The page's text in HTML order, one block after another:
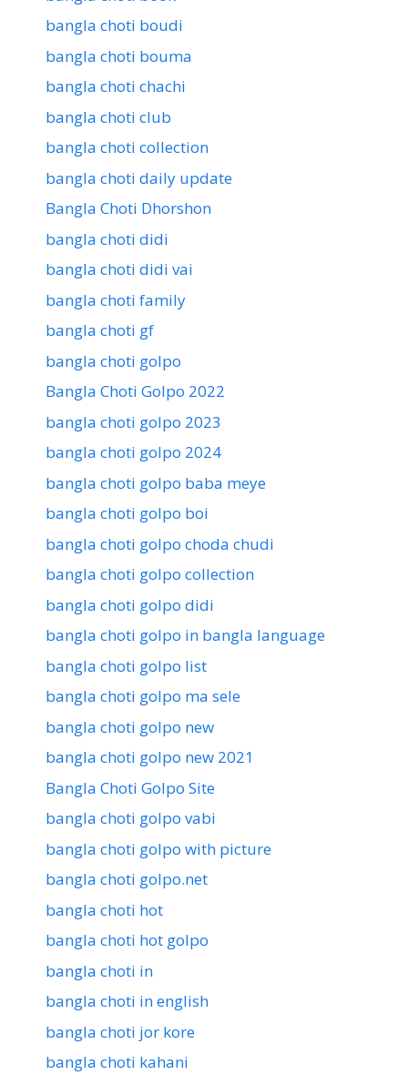
bangla choti boudi
bangla choti bouma
bangla choti chachi
bangla choti club
bangla choti collection
bangla choti daily update
Bangla Choti Dhorshon
bangla choti didi
bangla choti didi vai
bangla choti family
bangla choti gf
bangla choti golpo
Bangla Choti Golpo 2022
bangla choti golpo 2023
bangla choti golpo 2024
bangla choti golpo baba meye
bangla choti golpo boi
bangla choti golpo choda chudi
bangla choti golpo collection
bangla choti golpo didi
bangla choti golpo in bangla language
bangla choti golpo list
bangla choti golpo ma sele
bangla choti golpo new
bangla choti golpo new 2021
Bangla Choti Golpo Site
bangla choti golpo vabi
bangla choti golpo with picture
bangla choti golpo.net
bangla choti hot
bangla choti hot golpo
bangla choti in
bangla choti in english
bangla choti jor kore
bangla choti kahani